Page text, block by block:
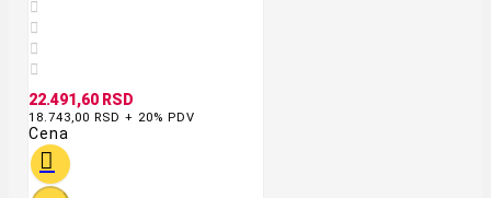




22.491,60 RSD
18.743,00 RSD + 20% PDV
Cena
